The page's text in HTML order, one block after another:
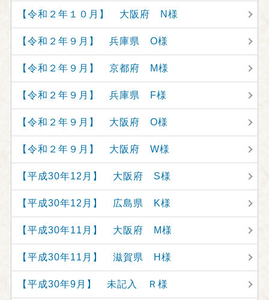
【令和２年１０月】 大阪府 N様
【令和２年９月】 兵庫県 O様
【令和２年９月】 京都府 M様
【令和２年９月】 兵庫県 F様
【令和２年９月】 大阪府 O様
【令和２年９月】 大阪府 W様
【平成30年12月】 大阪府 S様
【平成30年12月】 広島県 K様
【平成30年11月】 大阪府 M様
【平成30年11月】 滋賀県 H様
【平成30年9月】 未記入 Ｒ様